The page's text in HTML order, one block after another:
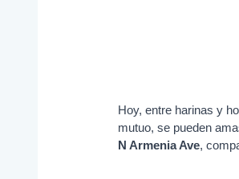
Hoy, entre harinas y
mutuo, se pueden
N Armenia Ave,